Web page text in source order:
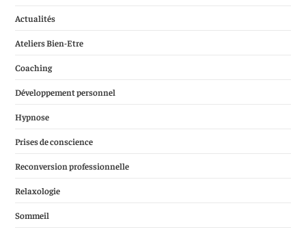
Actualités
Ateliers Bien-Etre
Coaching
Développement personnel
Hypnose
Prises de conscience
Reconversion professionnelle
Relaxologie
Sommeil